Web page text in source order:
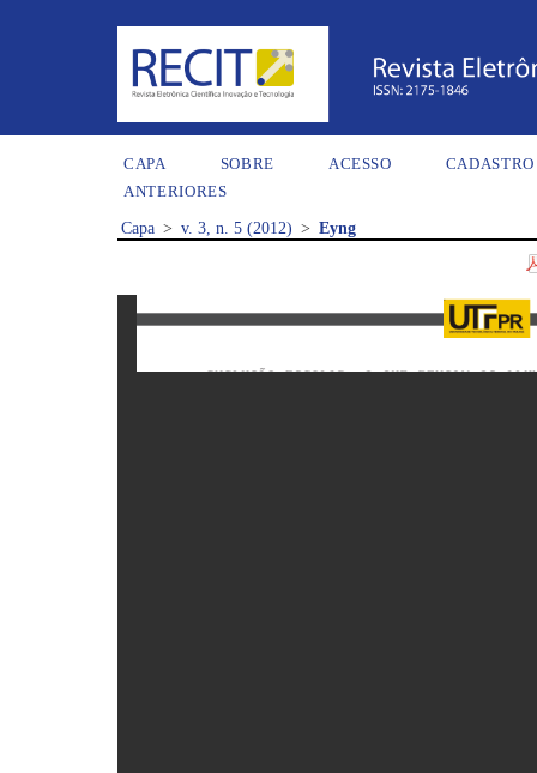
CAPA SOBRE ACESSO
CADASTRO
ANTERIORES
Capa > v. 3, n. 5 (2012) > Eyng